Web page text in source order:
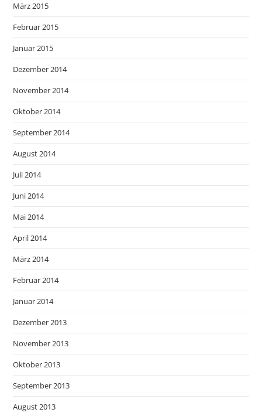
März 2015
Februar 2015
Januar 2015
Dezember 2014
November 2014
Oktober 2014
September 2014
August 2014
Juli 2014
Juni 2014
Mai 2014
April 2014
März 2014
Februar 2014
Januar 2014
Dezember 2013
November 2013
Oktober 2013
September 2013
August 2013